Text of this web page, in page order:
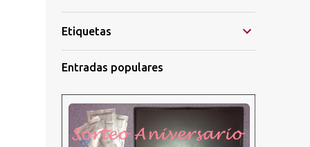
Etiquetas
Entradas populares